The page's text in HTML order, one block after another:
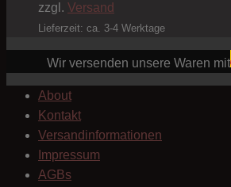
zzgl. Versand
Lieferzeit: ca. 3-4 Werktage
Wir versenden unsere Waren mit
About
Kontakt
Versandinformationen
Impressum
AGBs